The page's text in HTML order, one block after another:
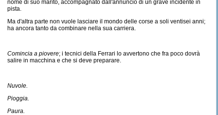
nome di suo marito, accompagnato dall'annuncio di un grave incidente in
pista.
Ma d'altra parte non vuole lasciare il mondo delle corse a soli ventisei anni;
ha ancora tanto da combinare nella sua carriera.
Comincia a piovere; i tecnici della Ferrari lo avvertono che fra poco dovrà
salire in macchina e che si deve preparare.
Nuvole.
Pioggia.
Paura.